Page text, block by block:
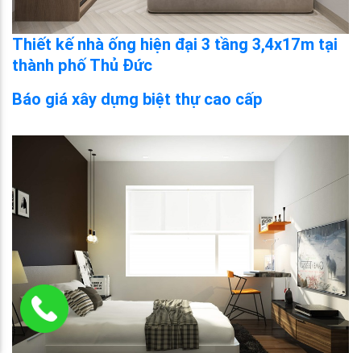
Thiết kế nhà ống hiện đại 3 tầng 3,4x17m tại
thành phố Thủ Đức
Báo giá xây dựng biệt thự cao cấp